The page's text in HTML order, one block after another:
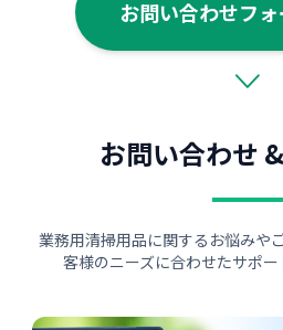
お問い合わせフ
お問い合わせ
業務用清掃用品に関するお悩みや
客様のニーズに合わせたサポー